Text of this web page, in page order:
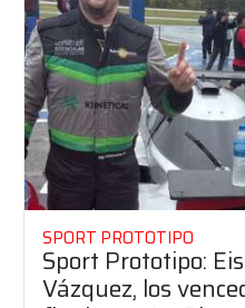
SPORT PROTOTIPO
Sport Prototipo:
Vázquez, los